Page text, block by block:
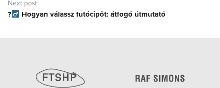
Next post
Next
?‍ Hogyan válassz futócipőt: átfogó útmutató